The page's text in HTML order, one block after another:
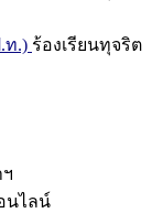
ท.) ร้องเรียนทุจริต
นไลน์